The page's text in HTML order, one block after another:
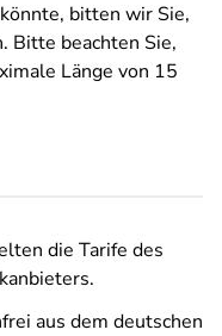
bitten wir Sie,
Bitte beachten Sie,
Länge von 15
die Tarife des
aus dem deutschen